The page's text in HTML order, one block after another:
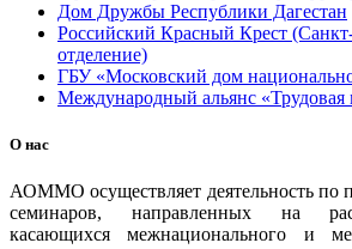
Дом Дружбы Республики Дагестан
Российский Красный Крест
отделение)
ГБУ «Московский дом
Международный альянс «Трудовая
О нас
АОММО осуществляет деятельность по
семинаров, направленных на
касающихся межнационального и